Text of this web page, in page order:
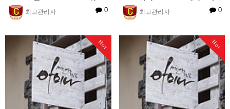
최고관리자 0 최고관리자 0
Hot Hot